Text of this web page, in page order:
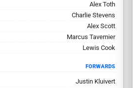
Alex Toth
Charlie Stevens
Alex Scott
Marcus Tavernier
Lewis Cook
FORWARDS
Justin Kluivert